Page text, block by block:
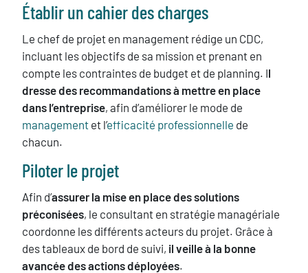
Établir un cahier des charges
Le chef de projet en management rédige un CDC,
incluant les objectifs de sa mission et prenant en
compte les contraintes de budget et de planning. Il
dresse des recommandations à mettre en place
dans l’entreprise, afin d’améliorer le mode de
management et l’efficacité professionnelle de
chacun.
Piloter le projet
Afin d’assurer la mise en place des solutions
préconisées, le consultant en stratégie managériale
coordonne les différents acteurs du projet. Grâce à
des tableaux de bord de suivi, il veille à la bonne
avancée des actions déployées.